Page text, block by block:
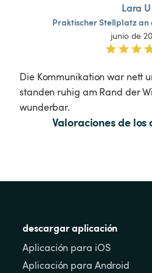
Lara U
PraktischerStellplatzan
junio de
Die Kommunikation war nett
standen ruhig am Rand der
wunderbar.
Valoraciones de
descargar aplicación
Aplicación para iOS
Aplicación para Android